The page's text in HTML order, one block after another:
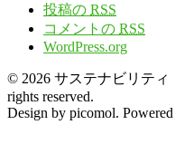
投稿の RSS
コメントの RSS
WordPress.org
© 2026 サステナビリテ
rights reserved.
Design by picomol.